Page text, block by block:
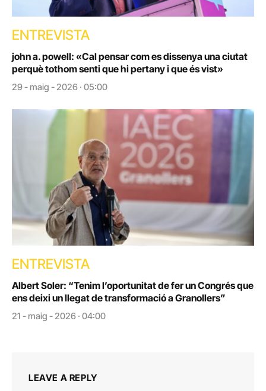
ENTREVISTA
john a. powell: «Cal pensar com es dissenya una ciutat
perquè tothom senti que hi pertany i que és vist»
29 - maig - 2026 · 05:00
ENTREVISTA
Albert Soler: “Tenim l’oportunitat de fer un Congrés que
ens deixi un llegat de transformació a Granollers”
21 - maig - 2026 · 04:00
LEAVE A REPLY